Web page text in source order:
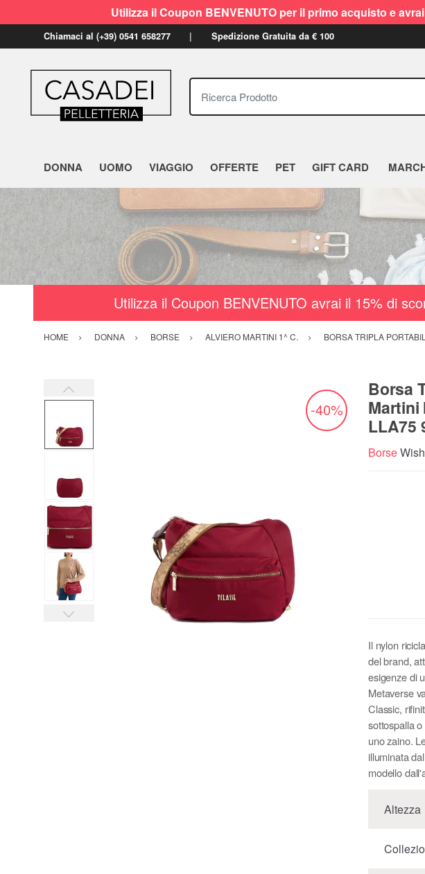
Utilizza il Coupon BENVENUTO per il primo acquisto e
Chiamaci al (+39) 0541 658277 Spedizione Gratuita da € 100
Ricerca Prodotto
DONNA UOMO VIAGGIO OFFERTE PET GIFT CARD
Utilizza il Coupon BENVENUTO avrai il 15% di
HOME DONNA BORSE ALVIERO MARTINI 1^ C. BORSA TRIPLA
-40%
Borsa
Martini
LLA75
Borse
Il nylon
del brand,
esigenze di
Metaverse
Classic,
sottospalla
uno zaino.
illuminata
modello
Altezza